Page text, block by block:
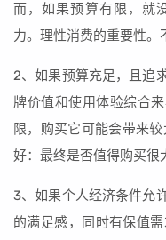
而，如果预算有限，就
力。理性消费的重要性。
2、如果预算充足，且追
牌价值和使用体验综合
限，购买它可能会带来
好：最终是否值得购买很
3、如果个人经济条件允
的满足感，同时有保值